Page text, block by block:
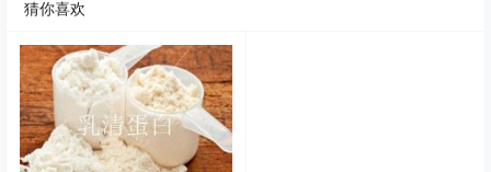
猜你喜欢